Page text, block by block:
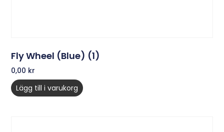
Fly Wheel (Blue) (1)
0,00 kr
Lägg till i varukorg